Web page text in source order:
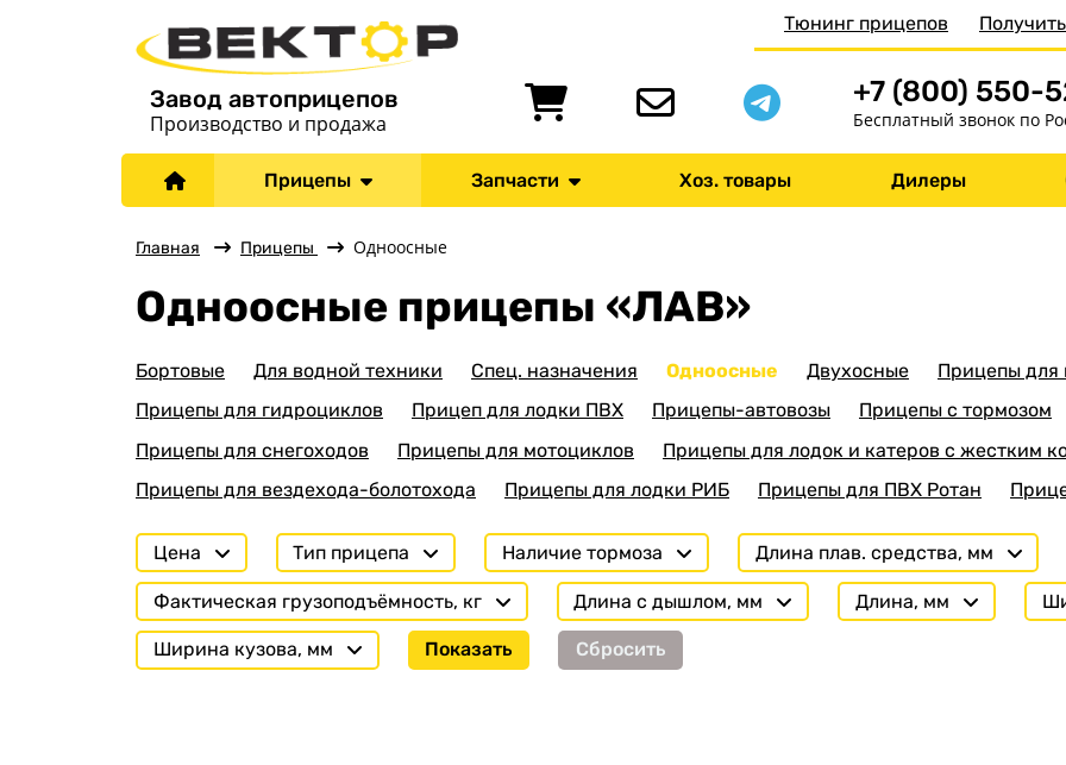
Завод автоприцепов
Производство и продажа
Тюнинг прицепов
+7 (800) 550-
Бесплатный звонок по
Прицепы Запчасти Хоз. товары Дилеры
Главная Прицепы Одноосные
Одноосные прицепы «ЛАВ»
Бортовые Для водной техники Спец. назначения Одноосные Двухосные
Прицепы для
Прицепы для гидроциклов
Прицеп для лодки ПВХ Прицепы-автовозы Прицепы с тормозом
Прицепы для снегоходов
Прицепы для мотоциклов Прицепы для лодок и катеров с жестким
Прицепы для вездехода-болотохода
Прицепы для лодки РИБ Прицепы для ПВХ Ротан
Цена Тип прицепа Наличие тормоза Длина плав. средства, мм
Фактическая грузоподъёмность, кг Длина с дышлом, мм Длина, мм
Ширина кузова, мм Сбросить